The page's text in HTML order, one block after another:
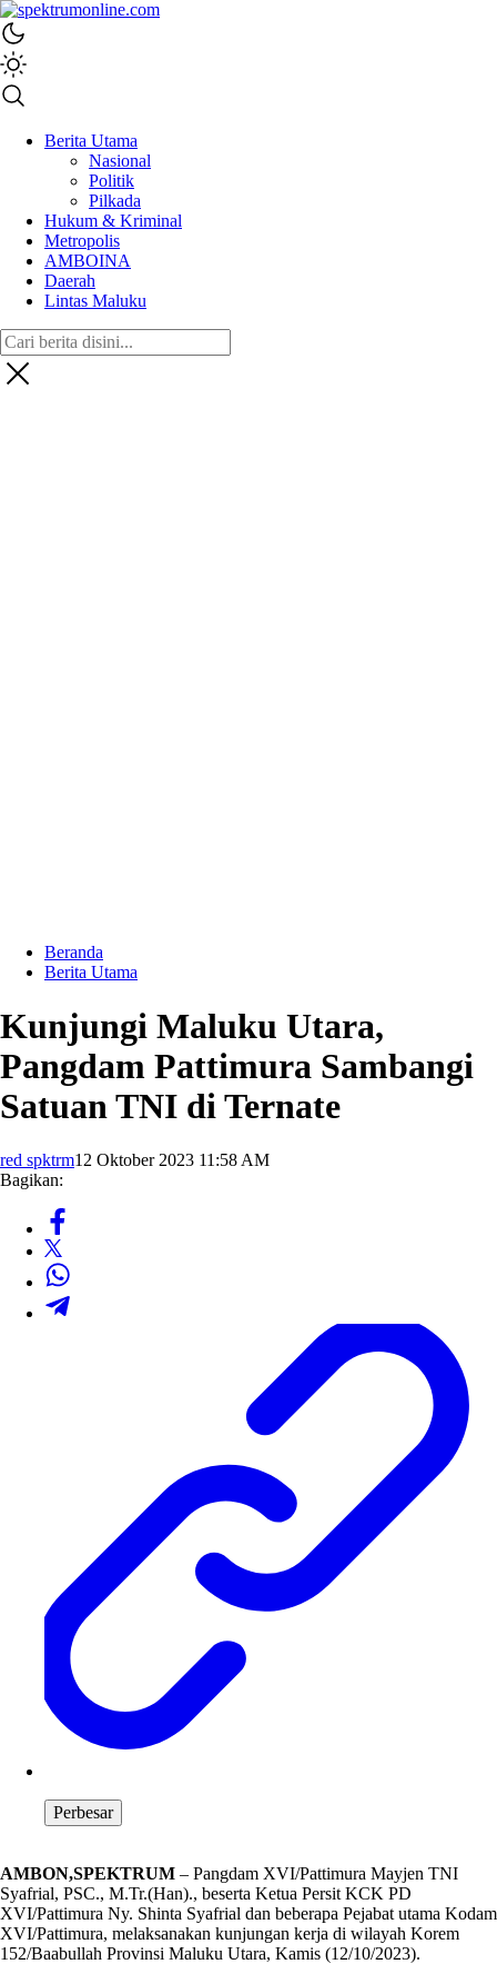
spektrumonline.com
Berita Utama
Nasional
Politik
Pilkada
Hukum & Kriminal
Metropolis
AMBOINA
Daerah
Lintas Maluku
Beranda
Berita Utama
Kunjungi Maluku Utara,
Pangdam Pattimura Sambangi
Satuan TNI di Ternate
red spktrm12 Oktober 2023 11:58 AM
Bagikan:
Perbesar
AMBON,SPEKTRUM – Pangdam XVI/Pattimura Mayjen TNI
Syafrial, PSC., M.Tr.(Han)., beserta Ketua Persit KCK PD
XVI/Pattimura Ny. Shinta Syafrial dan beberapa Pejabat utama Kodam
XVI/Pattimura, melaksanakan kunjungan kerja di wilayah Korem
152/Baabullah Provinsi Maluku Utara, Kamis (12/10/2023).